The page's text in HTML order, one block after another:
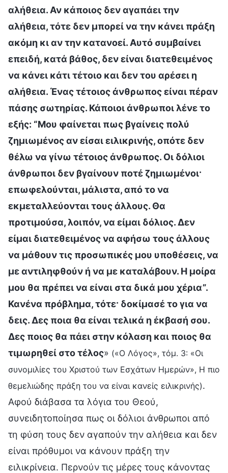
αλήθεια. Αν κάποιος δεν αγαπάει την
αλήθεια, τότε δεν μπορεί να την κάνει πράξη
ακόμη κι αν την κατανοεί. Αυτό συμβαίνει
επειδή, κατά βάθος, δεν είναι διατεθειμένος
να κάνει κάτι τέτοιο και δεν του αρέσει η
αλήθεια. Ένας τέτοιος άνθρωπος είναι πέραν
πάσης σωτηρίας. Κάποιοι άνθρωποι λένε το
εξής: “Μου φαίνεται πως βγαίνεις πολύ
ζημιωμένος αν είσαι ειλικρινής, οπότε δεν
θέλω να γίνω τέτοιος άνθρωπος. Οι δόλιοι
άνθρωποι δεν βγαίνουν ποτέ ζημιωμένοι·
επωφελούνται, μάλιστα, από το να
εκμεταλλεύονται τους άλλους. Θα
προτιμούσα, λοιπόν, να είμαι δόλιος. Δεν
είμαι διατεθειμένος να αφήσω τους άλλους
να μάθουν τις προσωπικές μου υποθέσεις, να
με αντιληφθούν ή να με καταλάβουν. Η μοίρα
μου θα πρέπει να είναι στα δικά μου χέρια”.
Κανένα πρόβλημα, τότε· δοκίμασέ το για να
δεις. Δες ποια θα είναι τελικά η έκβασή σου.
Δες ποιος θα πάει στην κόλαση και ποιος θα
τιμωρηθεί στο τέλος» («Ο Λόγος», τόμ. 3: «Οι
συνομιλίες του Χριστού των Εσχάτων Ημερών», Η πιο
θεμελιώδης πράξη του να είναι κανείς ειλικρινής).
Αφού διάβασα τα λόγια του Θεού,
συνειδητοποίησα πως οι δόλιοι άνθρωποι από
τη φύση τους δεν αγαπούν την αλήθεια και δεν
είναι πρόθυμοι να κάνουν πράξη την
ειλικρίνεια. Περνούν τις μέρες τους κάνοντας